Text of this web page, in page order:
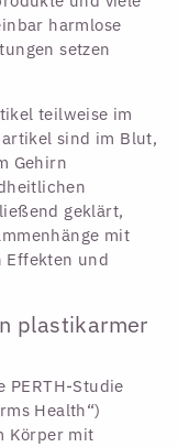
harmlose
setzen
teilweise im
sind im Blut,
Gehirn
geklärt,
mit
Effekten und
plastikarmer
Studie
Health“)
Körper mit